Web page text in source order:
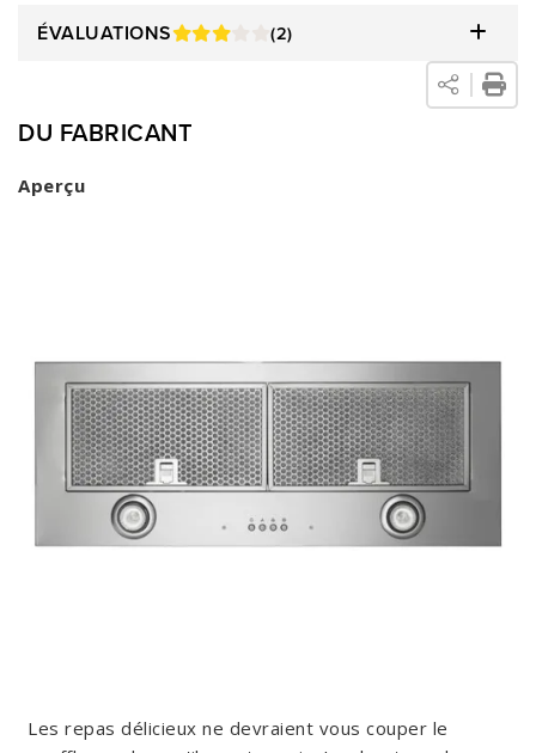
ÉVALUATIONS (2)
DU FABRICANT